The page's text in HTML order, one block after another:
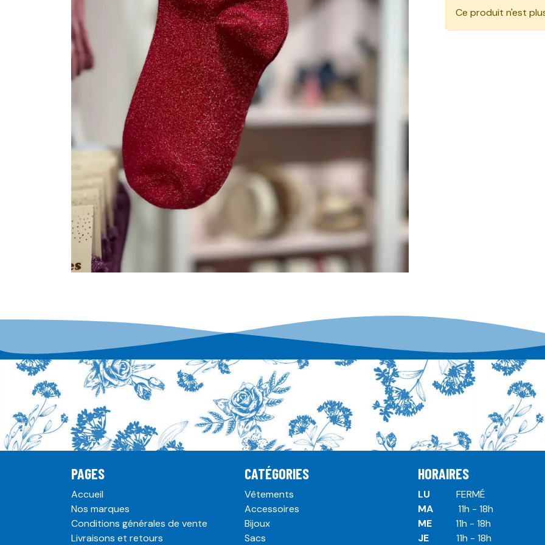
Ce produit n'est
PAGES
Accueil
Nos marques
Conditions générales de vente
Livraisons et retours
CATÉGORIES
Vêtements
Accessoires
Bijoux
Sacs
HORAIRES
LU
​ ​FERMÉ
MA
​11h - 18h
ME
​11h - 18h
JE
​​11h - 18h